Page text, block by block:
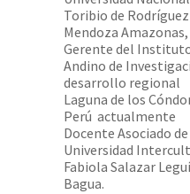
Toribio de
Mendoza Amazonas,
Gerente del
Andino de
desarrollo regional
Laguna de los
Perú  actualmente
Docente Asociado
Universidad
Fabiola Salazar
Bagua.